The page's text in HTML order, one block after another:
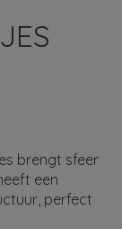
brengt sfeer
een
perfect